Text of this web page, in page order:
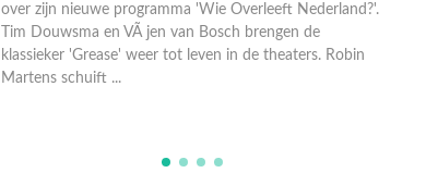
over zijn nieuwe programma 'Wie Overleeft Nederland?'.
Tim Douwsma en VÃ jen van Bosch brengen de
klassieker 'Grease' weer tot leven in de theaters. Robin
Martens schuift ...